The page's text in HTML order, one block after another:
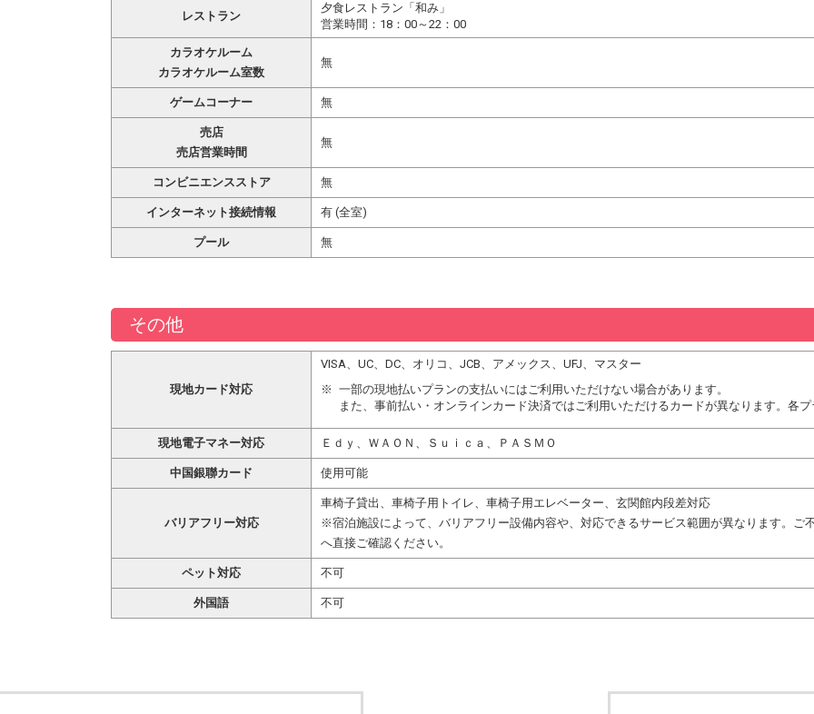
レストラン
夕食レストラン「和み」
営業時間：18：00～22：00
カラオケルーム
カラオケルーム室数
無
ゲームコーナー 無
売店
売店営業時間
無
コンビニエンスストア 無
インターネット接続情報 有 (全室)
プール 無
その他
現地カード対応
VISA、UC、DC、オリコ、JCB、アメックス、UFJ、マスター
一部の現地払いプランの支払いにはご利用いただけない場合があります。
また、事前払い・オンラインカード決済ではご利用いただけるカードが異なります。各プ
現地電子マネー対応 Ｅｄｙ、ＷＡＯＮ、Ｓｕｉｃａ、ＰＡＳＭＯ
中国銀聯カード 使用可能
バリアフリー対応
車椅子貸出、車椅子用トイレ、車椅子用エレベーター、玄関館内段差対応
※宿泊施設によって、バリアフリー設備内容や、対応できるサービス範囲が異なります。ご
へ直接ご確認ください。
ペット対応 不可
外国語 不可